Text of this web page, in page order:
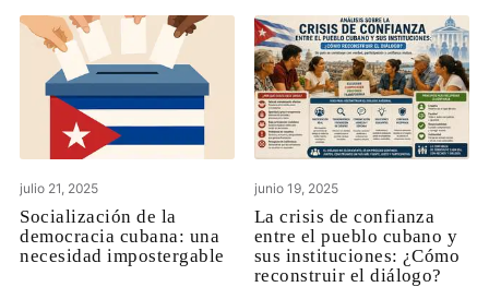
julio 21, 2025
Socialización de la
democracia cubana: una
necesidad impostergable
junio 19, 2025
La crisis de confianza
entre el pueblo cubano y
sus instituciones: ¿Cómo
reconstruir el diálogo?